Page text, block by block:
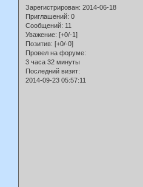
Зарегистрирован: 2014-06-18
Приглашений: 0
Сообщений: 11
Уважение: [+0/-1]
Позитив: [+0/-0]
Провел на форуме:
3 часа 32 минуты
Последний визит:
2014-09-23 05:57:11